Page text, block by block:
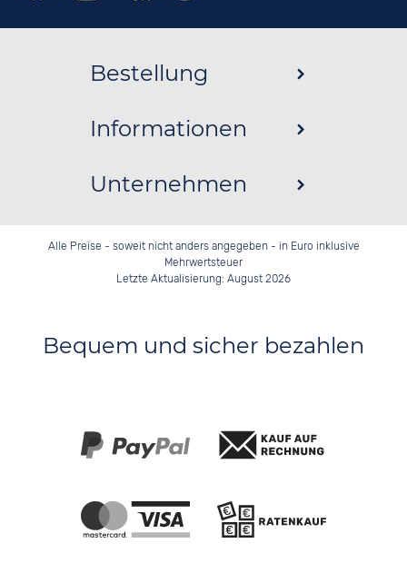
Bestellung
Informationen
Unternehmen
Alle Preise - soweit nicht anders angegeben - in Euro inklusive
Mehrwertsteuer
Letzte Aktualisierung: August 2026
Bequem und sicher bezahlen